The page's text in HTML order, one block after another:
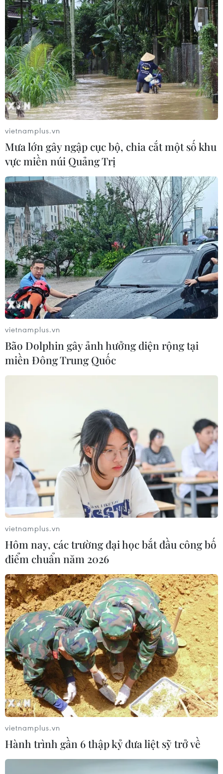
Bộ trưởng Tài chính New Zeland tuyên bố
ứng cử vị trí Thủ tướng
Bộ trưởng Tài chính New Zealand Bill English ngày 6/12
thông báo ông sẽ ra ứng cử vào vị trí của Thủ tướng sắp
mãn nhiệm John Key.
vietnamplus.vn
Mưa lớn gây ngập cục bộ, chia cắt một số khu
vực miền núi Quảng Trị
vietnamplus.vn
Bão Dolphin gây ảnh hưởng diện rộng tại
miền Đông Trung Quốc
vietnamplus.vn
Hôm nay, các trường đại học bắt đầu công bố
điểm chuẩn năm 2026
vietnamplus.vn
Hành trình gần 6 thập kỷ đưa liệt sỹ trở về